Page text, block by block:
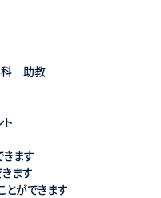
科 助教
ます
ます
とができます